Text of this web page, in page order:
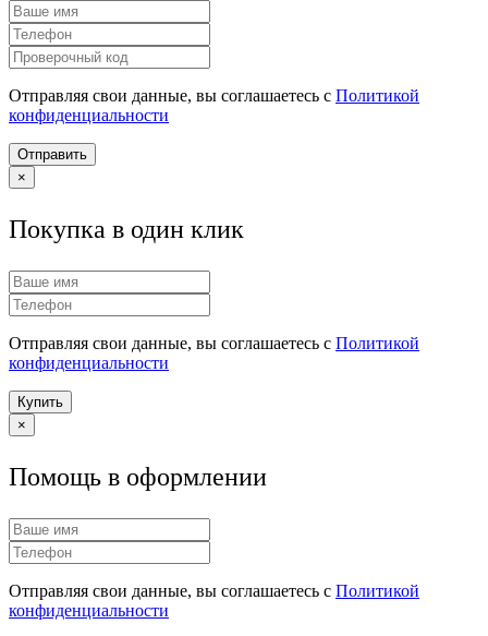
Отправляя свои данные, вы соглашаетесь с Политикой
конфиденциальности
Отправить
×
Покупка в один клик
Отправляя свои данные, вы соглашаетесь с Политикой
конфиденциальности
Купить
×
Помощь в оформлении
Отправляя свои данные, вы соглашаетесь с Политикой
конфиденциальности